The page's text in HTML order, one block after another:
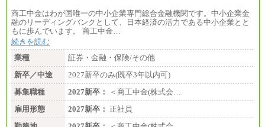
〈東京・神奈川〉219,000 円
〈大阪・兵庫〉209,000 円
〈愛知〉194,500 円 〈福岡〉1
・専門・短大卒／月給185,000 円～210,000 円 ※勤務
地により異なる。
〈東京・神奈川〉210,000 円
〈大阪・兵庫〉200,000 円
〈愛知〉194,500 円 〈福
岡〉185,000円
※基本給のみ（地域手当なし）
商工中金はわが国唯一の中小企業専門総合金融機関です。中小企業金
融のリーディングバンクとして、日本経済の活力である中小企業とと
もに歩んでいます。 商工中金…
続きを読む
業種
証券・金融・保険/その他
新卒／中途
2027新卒のみ(既卒3年以内可)
募集職種
2027新卒：
＜商工中金(株式会…
雇用形態
2027新卒： 正社員